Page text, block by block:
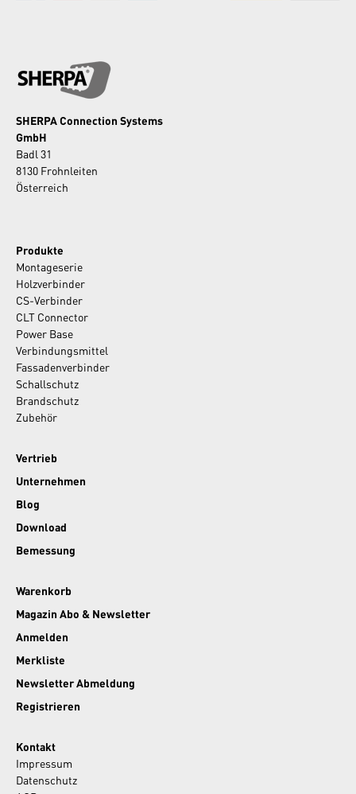
SHERPA Connection Systems
GmbH
Badl 31
8130 Frohnleiten
Österreich
Produkte
Montageserie
Holzverbinder
CS-Verbinder
CLT Connector
Power Base
Verbindungsmittel
Fassadenverbinder
Schallschutz
Brandschutz
Zubehör
Vertrieb
Unternehmen
Blog
Download
Bemessung
Warenkorb
Magazin Abo & Newsletter
Anmelden
Merkliste
Newsletter Abmeldung
Registrieren
Kontakt
Impressum
Datenschutz